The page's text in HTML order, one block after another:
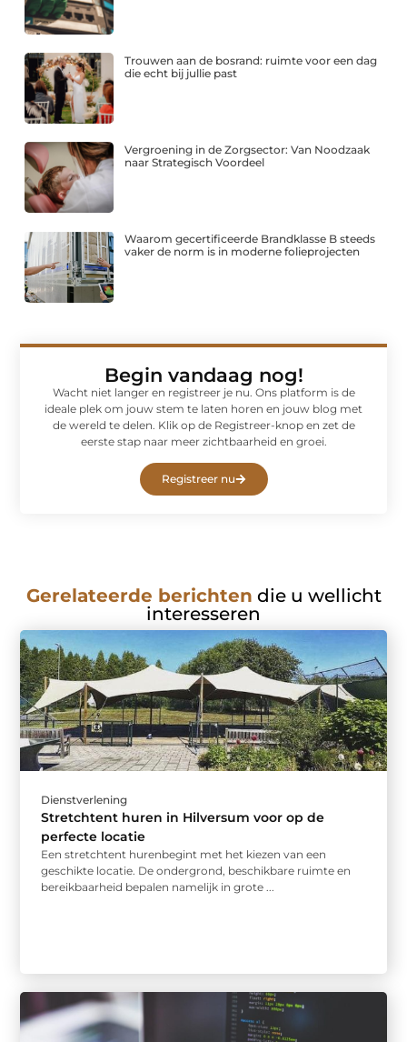
Trouwen aan de bosrand: ruimte voor een dag
die echt bij jullie past
Vergroening in de Zorgsector: Van Noodzaak
naar Strategisch Voordeel
Waarom gecertificeerde Brandklasse B steeds
vaker de norm is in moderne folieprojecten
Begin vandaag nog!
Wacht niet langer en registreer je nu. Ons platform is de
ideale plek om jouw stem te laten horen en jouw blog met
de wereld te delen. Klik op de Registreer-knop en zet de
eerste stap naar meer zichtbaarheid en groei.
Registreer nu
Gerelateerde berichten die u wellicht
interesseren
Dienstverlening
Stretchtent huren in Hilversum voor op de
perfecte locatie
Een stretchtent hurenbegint met het kiezen van een
geschikte locatie. De ondergrond, beschikbare ruimte en
bereikbaarheid bepalen namelijk in grote ...